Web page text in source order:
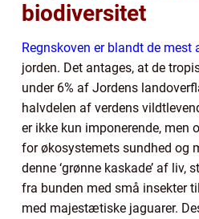
biodiversitet
Regnskoven er blandt de mest
jorden. Det antages, at de
under 6% af Jordens
halvdelen af verdens
er ikke kun imponerende, men
for økosystemets sundhed og
denne ‘grønne kaskade’ af liv,
fra bunden med små insekter
med majestætiske jaguarer.